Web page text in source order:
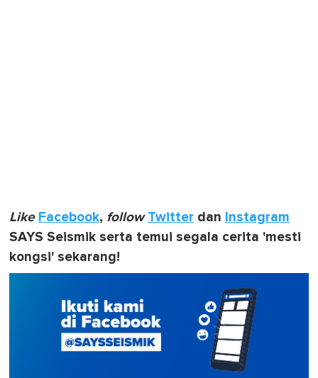
Like Facebook, follow Twitter dan Instagram
SAYS Seismik serta temui segala cerita 'mesti
kongsi' sekarang!